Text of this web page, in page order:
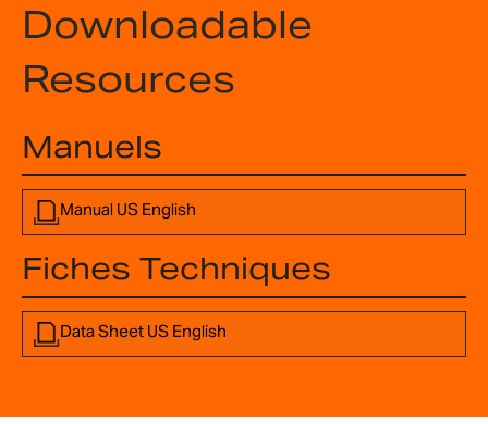
Downloadable
Resources
Manuels
Manual US English
Fiches Techniques
Data Sheet US English